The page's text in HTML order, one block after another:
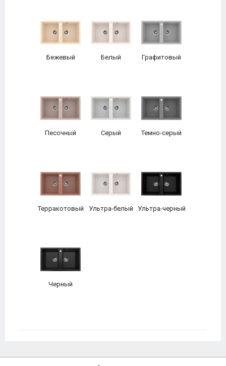
Бежевый Белый Графитовый
Песочный Серый Темно-серый
Терракотовый Ультра-белый Ультра-черный
Черный